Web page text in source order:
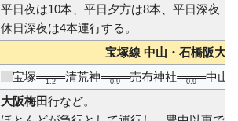
平日夜は10本、平日夕方は8本、平日深夜・
休日深夜は4本運行する。
宝塚線 中山・石橋阪大
宝塚 1.2 清荒神 0.9 売布神社 0.9 中山
大阪梅田行など。